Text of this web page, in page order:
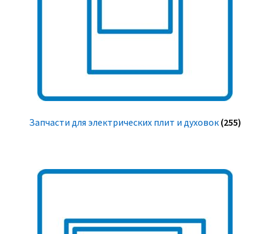
Запчасти для электрических плит и духовок (255)